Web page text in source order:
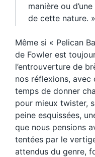
manière ou
de cette nature. »
Même si « Pelican
de Fowler est
l’entrouverture de
nos réflexions, avec
temps de donner
pour mieux twister,
peine esquissées,
que nous pensions
tentées par le
attendus du genre,